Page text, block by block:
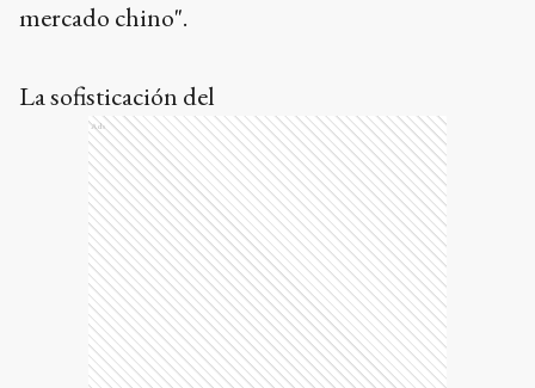
mercado chino".
La sofisticación del
Ads